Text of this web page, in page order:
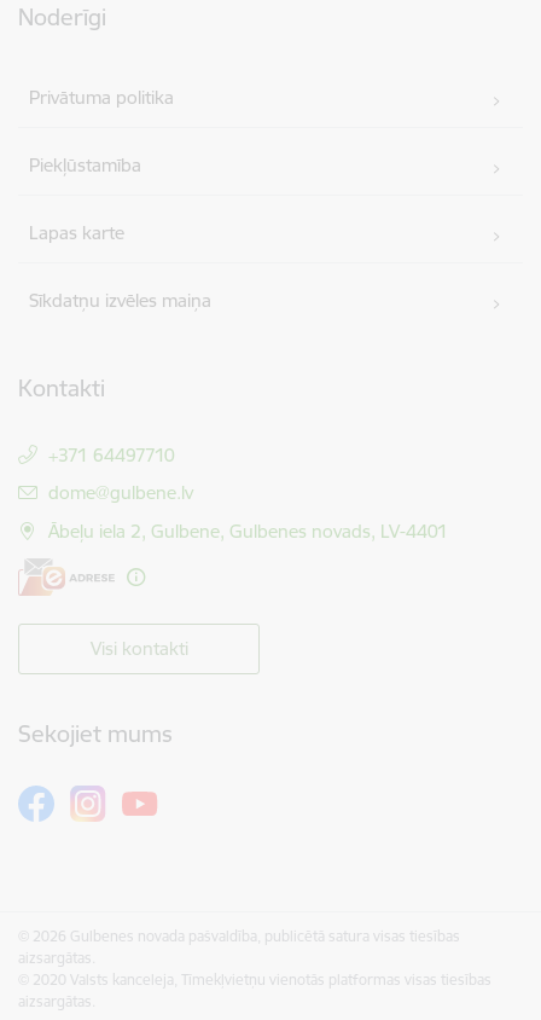
Noderīgi
Privātuma politika
Piekļūstamība
Lapas karte
Sīkdatņu izvēles maiņa
Kontakti
+371 64497710
E-pasts:
dome@gulbene.lv
Ābeļu iela 2, Gulbene, Gulbenes novads, LV-4401
Visi kontakti
Sekojiet mums
© 2026 Gulbenes novada pašvaldība, publicētā satura visas tiesības
aizsargātas.
© 2020 Valsts kanceleja, Tīmekļvietņu vienotās platformas visas tiesības
aizsargātas.